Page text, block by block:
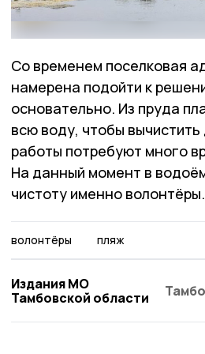
Со временем поселковая
намерена подойти к
основательно. Из пруда
всю воду, чтобы
работы потребуют много
На данный момент в
чистоту именно волонтёры.
волонтёры пляж
Издания МО
Тамбовской области